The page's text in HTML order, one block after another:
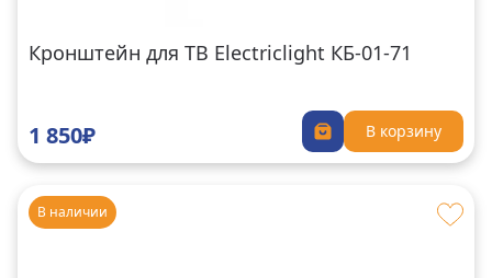
Кронштейн для ТВ Electriclight КБ-01-71
1 850₽ В корзину
В наличии